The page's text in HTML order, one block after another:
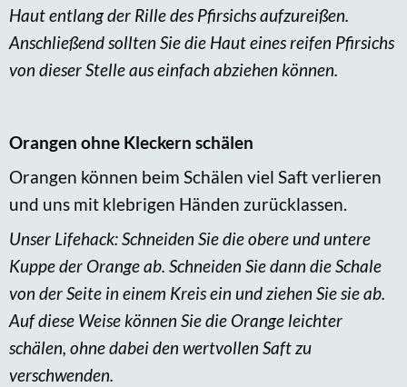
Haut entlang der Rille des Pfirsichs aufzureißen.
Anschließend sollten Sie die Haut eines reifen Pfirsichs
von dieser Stelle aus einfach abziehen können.
Orangen ohne Kleckern schälen
Orangen können beim Schälen viel Saft verlieren
und uns mit klebrigen Händen zurücklassen.
Unser Lifehack: Schneiden Sie die obere und untere
Kuppe der Orange ab. Schneiden Sie dann die Schale
von der Seite in einem Kreis ein und ziehen Sie sie ab.
Auf diese Weise können Sie die Orange leichter
schälen, ohne dabei den wertvollen Saft zu
verschwenden.